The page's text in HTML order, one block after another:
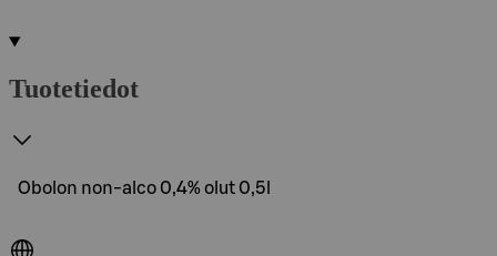
Tuotetiedot
Obolon non-alco 0,4% olut 0,5l